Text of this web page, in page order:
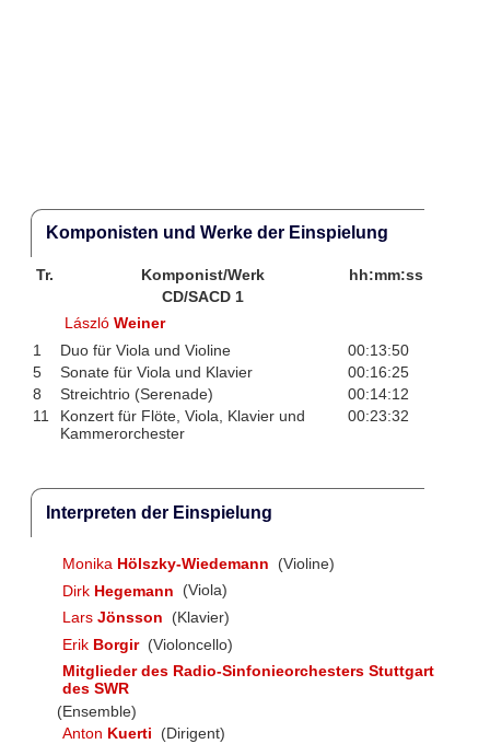
Komponisten und Werke der Einspielung
Tr. Komponist/Werk
hh:mm:ss
CD/SACD 1
LászlóWeiner
1
Duo für Viola und Violine
00:13:50
5
Sonate für Viola und Klavier
00:16:25
8
Streichtrio (Serenade)
00:14:12
11
Konzert für Flöte, Viola, Klavier und
Kammerorchester
00:23:32
Interpreten der Einspielung
Monika Hölszky-Wiedemann
(Violine)
Dirk Hegemann
(Viola)
Lars Jönsson
(Klavier)
Erik Borgir (Violoncello)
Mitglieder des Radio-Sinfonieorchesters Stuttgart
des SWR
(Ensemble)
Anton Kuerti (Dirigent)